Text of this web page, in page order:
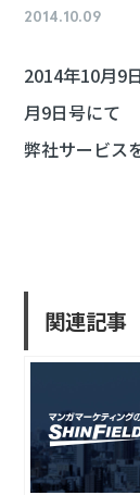
2014.10.09
2014年10月9
月9日号にて
弊社サービス
関連記事